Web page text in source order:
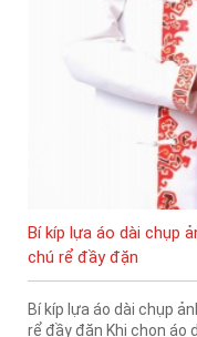
Bí kíp lựa áo dài chụp
chú rể đầy đặn
Bí kíp lựa áo dài chụp
rể đầy đặn Khi chọn áo